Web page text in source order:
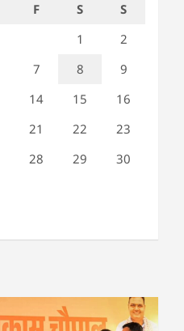
F S
S
1
2
7 8
9
14 15
16
21 22
23
28 29
30